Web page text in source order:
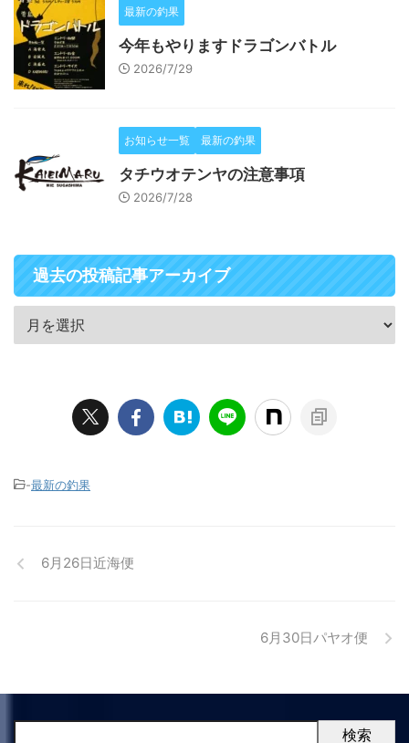
最新の釣果
今年もやりますドラゴンバトル
2026/7/29
お知らせ一覧 最新の釣果
タチウオテンヤの注意事項
2026/7/28
過去の投稿記事アーカイブ
-最新の釣果
6月26日近海便
6月30日パヤオ便
検索